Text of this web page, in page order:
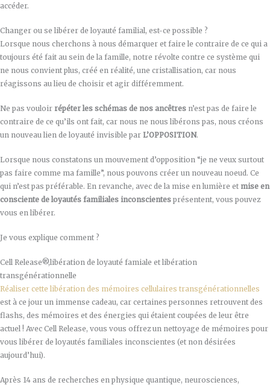
accéder.
Changer ou se libérer de loyauté familial, est-ce possible ?
Lorsque nous cherchons à nous démarquer et faire le contraire de ce qui a
toujours été fait au sein de la famille, notre révolte contre ce système qui
ne nous convient plus, créé en réalité, une cristallisation, car nous
réagissons au lieu de choisir et agir différemment.
Ne pas vouloir répéter les schémas de nos ancêtres n’est pas de faire le
contraire de ce qu’ils ont fait, car nous ne nous libérons pas, nous créons
un nouveau lien de loyauté invisible par L’OPPOSITION.
Lorsque nous constatons un mouvement d’opposition “je ne veux surtout
pas faire comme ma famille”, nous pouvons créer un nouveau noeud. Ce
qui n’est pas préférable. En revanche, avec de la mise en lumière et mise en
consciente de loyautés familiales inconscientes présentent, vous pouvez
vous en libérer.
Je vous explique comment ?
Cell Release®,libération de loyauté famiale et libération
transgénérationnelle
Réaliser cette libération des mémoires cellulaires transgénérationnelles
est à ce jour un immense cadeau, car certaines personnes retrouvent des
flashs, des mémoires et des énergies qui étaient coupées de leur être
actuel ! Avec Cell Release, vous vous offrez un nettoyage de mémoires pour
vous libérer de loyautés familiales inconscientes (et non désirées
aujourd’hui).
Après 14 ans de recherches en physique quantique, neurosciences,